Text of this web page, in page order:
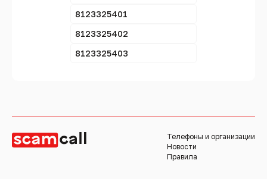
8123325401
8123325402
8123325403
Телефоны и организации
Новости
Правила